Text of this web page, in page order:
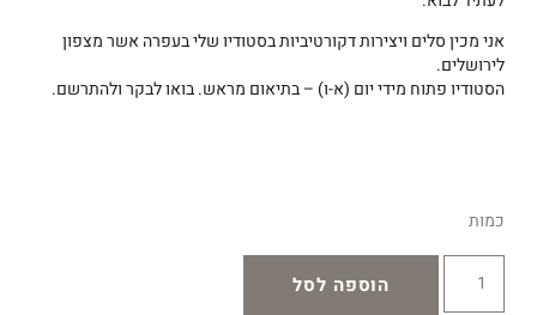
אני מכין סלים ויצירות דקורטיביות בסטודיו שלי בעפרה אשר מצפון
לירושלים.
הסטודיו פתוח מידי יום (א-ו) – בתיאום מראש. בואו לבקר ולהתרשם.
כמות
הוספה לסל